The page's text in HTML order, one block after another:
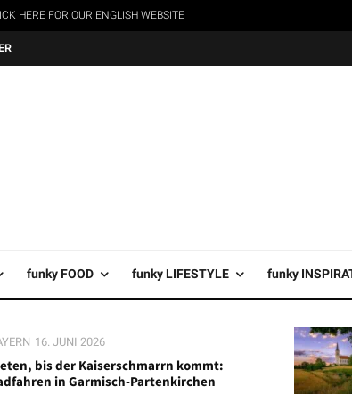
HERE FOR OUR ENGLISH WEBSITE
funky FOOD funky LIFESTYLE funky
16. JUNI 2026
bis der Kaiserschmarrn kommt:
in Garmisch-Partenkirchen